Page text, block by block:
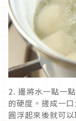
2. 邊將水一點一
的硬度。搓成一
圓浮起來後就可以